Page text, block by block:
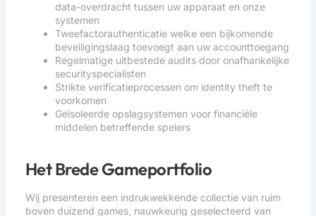
data-overdracht tussen uw apparaat en onze
systemen
Tweefactorauthenticatie welke een bijkomende
beveiligingslaag toevoegt aan uw accounttoegang
Regelmatige uitbestede audits door onafhankelijke
securityspecialisten
Strikte verificatieprocessen om identity theft te
voorkomen
Geïsoleerde opslagsystemen voor financiële
middelen betreffende spelers
Het Brede Gameportfolio
Wij presenteren een indrukwekkende collectie van ruim
boven duizend games, nauwkeurig geselecteerd van